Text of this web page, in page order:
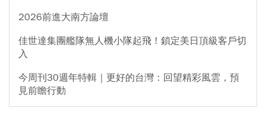
2026前進大南方論壇
佳世達集團艦隊無人機小隊起飛！鎖定美日頂級客戶切
入
今周刊30週年特輯｜更好的台灣：回望精彩風雲，預
見前瞻行動